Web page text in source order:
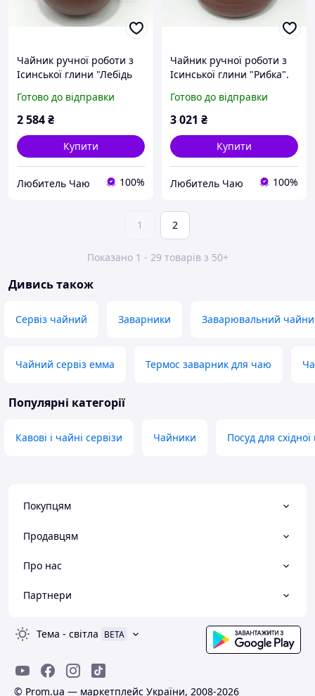
Чайник ручної роботи з
Ісинської глини "Лебідь
Готово до відправки
2 584₴
Купити
Любитель Чаю 100%
Чайник ручної роботи з
Ісинської глини "Рибка".
Готово до відправки
3 021 ₴
Купити
Любитель Чаю 100%
1 2
Показано 1 - 29 товарів з 50+
Дивись також
Сервіз чайний Заварники Заварювальний
Чайний сервіз емма Термос заварник для чаю
Популярні категорії
Кавові і чайні сервізи Чайники Посуд для східної
Покупцям
Продавцям
Про нас
Партнери
Тема - світла BETA
© Prom.ua — маркетплейс України, 2008-2026